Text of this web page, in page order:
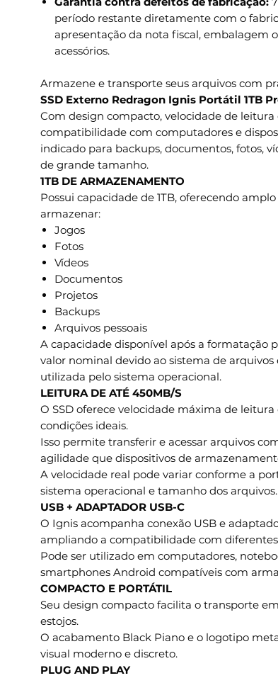
período restante diretamente com o
apresentação da nota fiscal, embalagem
acessórios.
Armazene e transporte seus arquivos com
SSD Externo Redragon Ignis Portátil 1TB
Com design compacto, velocidade de leitura
compatibilidade com computadores e
indicado para backups, documentos, fotos,
de grande tamanho.
1TB DE ARMAZENAMENTO
Possui capacidade de 1TB, oferecendo
armazenar:
Jogos
Fotos
Vídeos
Documentos
Projetos
Backups
Arquivos pessoais
A capacidade disponível após a formatação
valor nominal devido ao sistema de arquivos
utilizada pelo sistema operacional.
LEITURA DE ATÉ 450MB/S
O SSD oferece velocidade máxima de
condições ideais.
Isso permite transferir e acessar arquivos
agilidade que dispositivos de
A velocidade real pode variar conforme a
sistema operacional e tamanho dos arquivos.
USB + ADAPTADOR USB-C
O Ignis acompanha conexão USB e
ampliando a compatibilidade com diferentes
Pode ser utilizado em computadores,
smartphones Android compatíveis com
COMPACTO E PORTÁTIL
Seu design compacto facilita o transporte
estojos.
O acabamento Black Piano e o logotipo
visual moderno e discreto.
PLUG AND PLAY